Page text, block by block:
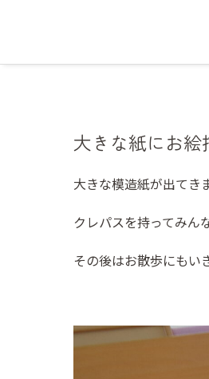
大きな紙にお絵
大きな模造紙が出てき
クレパスを持ってみん
その後はお散歩にもい